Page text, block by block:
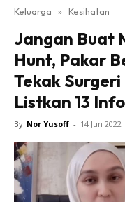
Keluarga » Kesihatan
Jangan Buat
Hunt, Pakar
Tekak
Listkan 13
By Nor Yusoff - 14 Jun 2022